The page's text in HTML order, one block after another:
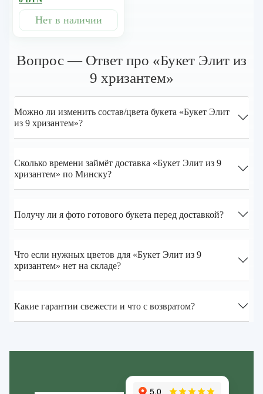
Нет в наличии
Вопрос — Ответ про «Букет Элит из
9 хризантем»
Можно ли изменить состав/цвета букета «Букет Элит
из 9 хризантем»?
Сколько времени займёт доставка «Букет Элит из 9
хризантем» по Минску?
Получу ли я фото готового букета перед доставкой?
Что если нужных цветов для «Букет Элит из 9
хризантем» нет на складе?
Какие гарантии свежести и что с возвратом?